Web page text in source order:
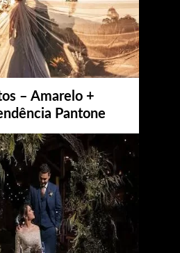
– Amarelo +
Pantone